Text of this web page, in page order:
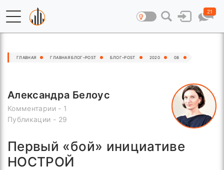
21
ГЛАВНАЯ ГЛАВНАЯ БЛОГ–POST БЛОГ–POST 2020 08
Александра Белоус
Комментарии - 1
Публикации - 29
Первый «бой» инициативе
НОСТРОЙ